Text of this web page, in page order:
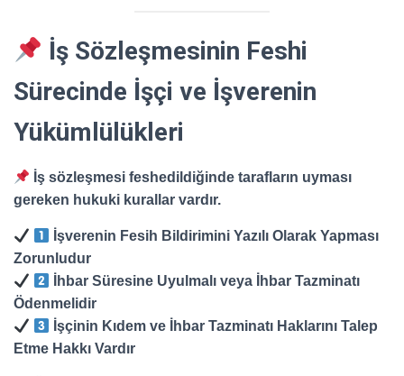
İş Sözleşmesinin Feshi
Sürecinde İşçi ve İşverenin
Yükümlülükleri
İş sözleşmesi feshedildiğinde tarafların uyması
gereken hukuki kurallar vardır.
İşverenin Fesih Bildirimini Yazılı Olarak Yapması
Zorunludur
İhbar Süresine Uyulmalı veya İhbar Tazminatı
Ödenmelidir
İşçinin Kıdem ve İhbar Tazminatı Haklarını Talep
Etme Hakkı Vardır